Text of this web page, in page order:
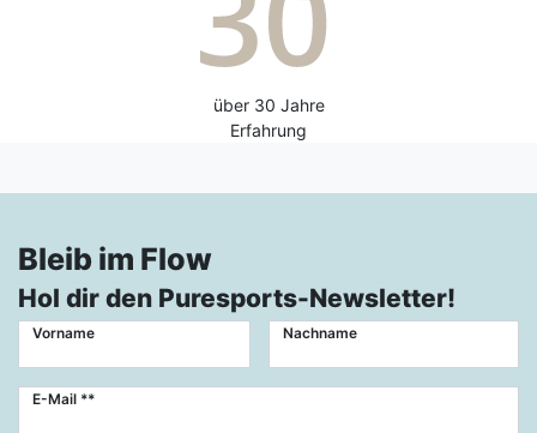
über 30 Jahre
Erfahrung
Bleib im Flow
Hol dir den Puresports-Newsletter!
Vorname Nachname
E-Mail **
Newsletter